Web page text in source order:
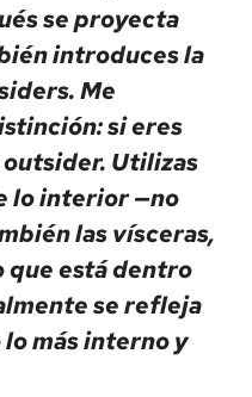
se proyecta
introduces la
Me
si eres
Utilizas
lo interior —no
las vísceras,
que está dentro
se refleja
más interno y